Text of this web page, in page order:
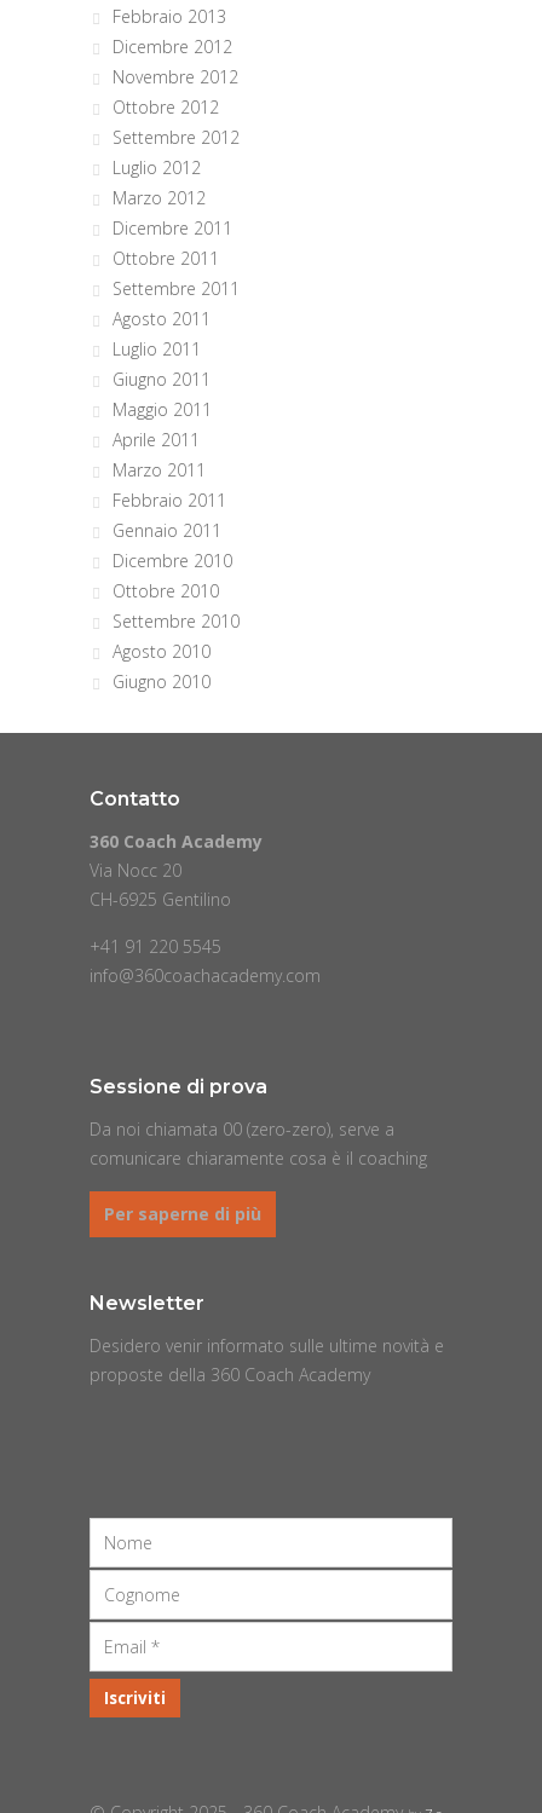
Febbraio 2013
Dicembre 2012
Novembre 2012
Ottobre 2012
Settembre 2012
Luglio 2012
Marzo 2012
Dicembre 2011
Ottobre 2011
Settembre 2011
Agosto 2011
Luglio 2011
Giugno 2011
Maggio 2011
Aprile 2011
Marzo 2011
Febbraio 2011
Gennaio 2011
Dicembre 2010
Ottobre 2010
Settembre 2010
Agosto 2010
Giugno 2010
Contatto
360 Coach Academy
Via Nocc 20
CH-6925 Gentilino
+41 91 220 5545
info@360coachacademy.com
Sessione di prova
Da noi chiamata 00 (zero-zero), serve a
comunicare chiaramente cosa è il coaching
Per saperne di più
Newsletter
Desidero venir informato sulle ultime novità e
proposte della 360 Coach Academy